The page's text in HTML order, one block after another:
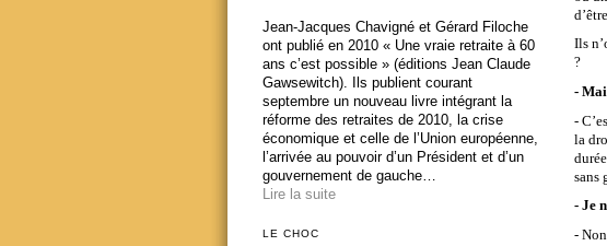
Ils
?
-
-
la
sans
- Je
-
Jean-Jacques Chavigné et Gérard Filoche
ont publié en 2010 « Une vraie retraite à 60
ans c’est possible » (éditions Jean Claude
Gawsewitch). Ils publient courant
septembre un nouveau livre intégrant la
réforme des retraites de 2010, la crise
économique et celle de l’Union européenne,
l’arrivée au pouvoir d’un Président et d’un
gouvernement de gauche…
Lire la suite
LE CHOC